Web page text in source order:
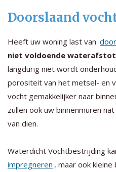
Doorslaand
Heeft uw woning last van
niet voldoende
langdurig niet wordt
porositeit van het metsel- en
vocht gemakkelijker naar
zullen ook uw binnenmuren
van dien.
Waterdicht Vochtbestrijding
impregneren , maar ook